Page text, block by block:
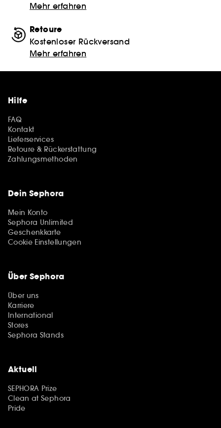
Mehr erfahren
Retoure
Kostenloser Rückversand
Mehr erfahren
Hilfe
FAQ
Kontakt
Lieferservices
Retoure & Rückerstattung
Zahlungsmethoden
Dein Sephora
Mein Konto
Sephora Unlimited
Geschenkkarte
Cookie Einstellungen
Über Sephora
Über uns
Karriere
International
Stores
Sephora Stands
Aktuell
SEPHORA Prize
Clean at Sephora
Pride